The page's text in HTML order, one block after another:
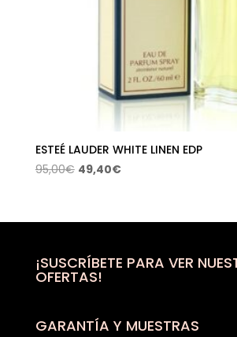
ESTEÉ LAUDER WHITE LINEN EDP
95,00€ El
era:
49,40€El
es:
¡SUSCRÍBETE PARA VER
OFERTAS!
GARANTÍA Y MUESTRAS